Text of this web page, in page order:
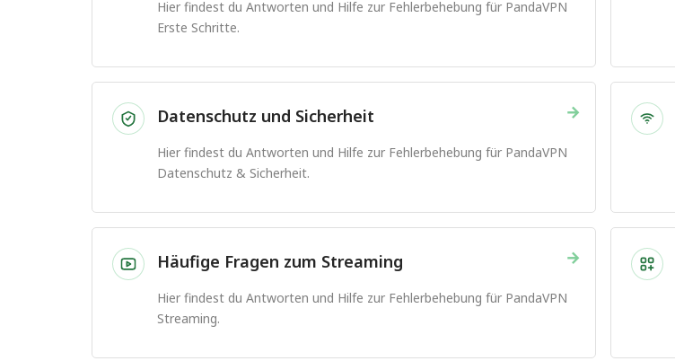
Hier findest du Antworten und Hilfe zur Fehlerbehebung für PandaVPN
Erste Schritte.
→
Datenschutz und Sicherheit
Hier findest du Antworten und Hilfe zur Fehlerbehebung für PandaVPN
Datenschutz & Sicherheit.
→
Häufige Fragen zum Streaming
Hier findest du Antworten und Hilfe zur Fehlerbehebung für PandaVPN
Streaming.